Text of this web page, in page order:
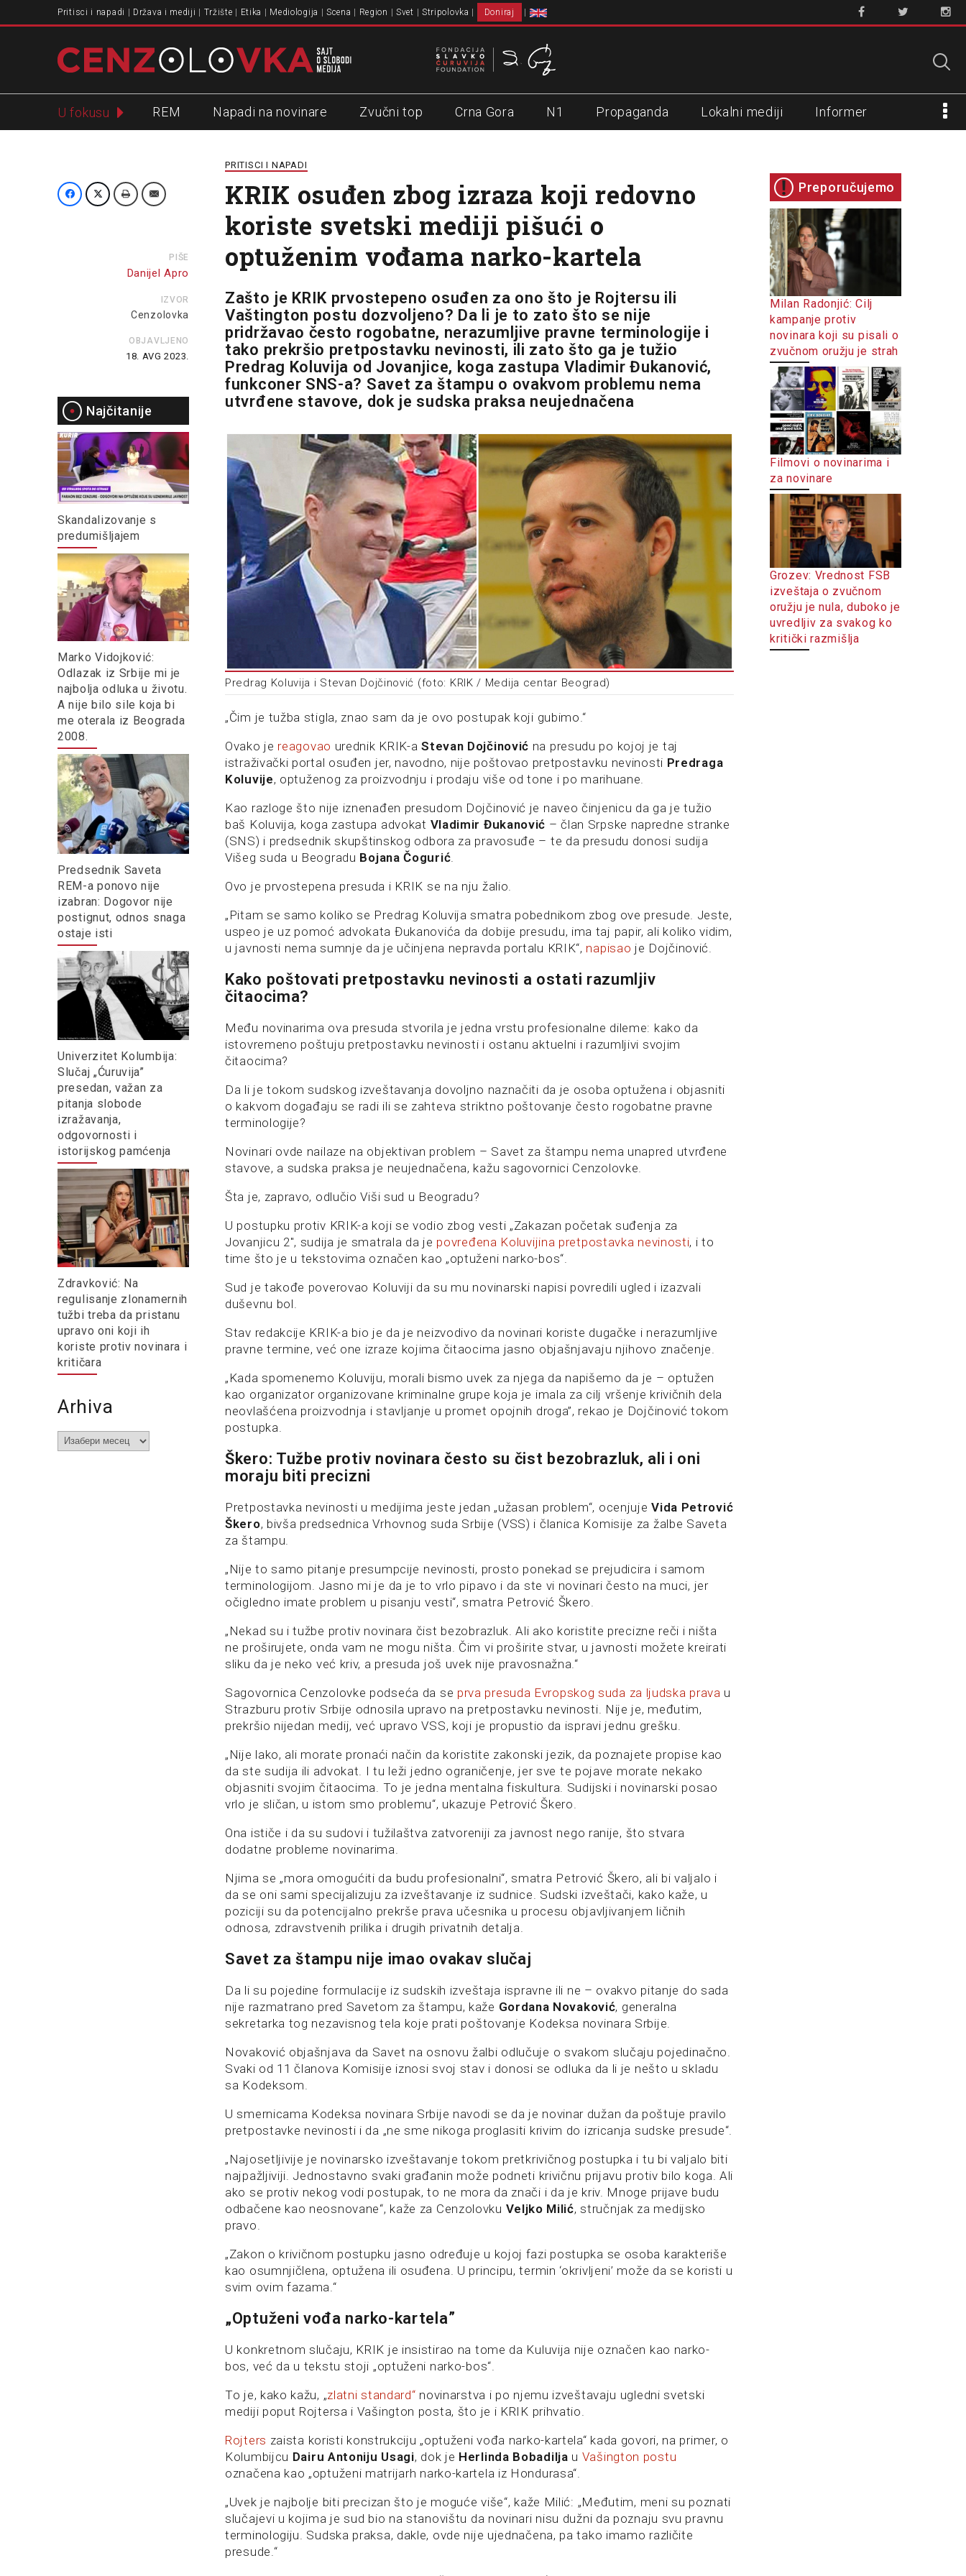
Pritisci i napadi Država i mediji Tržište Etika Mediologija Scena Region Svet Stripolovka Doniraj
U fokusu REM Napadi na novinare Zvučni top Crna Gora N1 Propaganda Lokalni mediji Informer
PIŠE
Danijel Apro
IZVOR
Cenzolovka
OBJAVLJENO
18. AVG 2023.
Najčitanije
Skandalizovanje s
predumišljajem
Marko Vidojković:
Odlazak iz Srbije mi je
najbolja odluka u životu.
A nije bilo sile koja bi
me oterala iz Beograda
2008.
Predsednik Saveta
REM-a ponovo nije
izabran: Dogovor nije
postignut, odnos snaga
ostaje isti
Univerzitet Kolumbija:
Slučaj „Ćuruvija”
presedan, važan za
pitanja slobode
izražavanja,
odgovornosti i
istorijskog pamćenja
Zdravković: Na
regulisanje zlonamernih
tužbi treba da pristanu
upravo oni koji ih
koriste protiv novinara i
kritičara
Arhiva
Arhiva
PRITISCI I NAPADI
KRIK osuđen zbog izraza koji redovno
koriste svetski mediji pišući o
optuženim vođama narko-kartela
Zašto je KRIK prvostepeno osuđen za ono što je Rojtersu ili
Vaštington postu dozvoljeno? Da li je to zato što se nije
pridržavao često rogobatne, nerazumljive pravne terminologije i
tako prekršio pretpostavku nevinosti, ili zato što ga je tužio
Predrag Koluvija od Jovanjice, koga zastupa Vladimir Đukanović,
funkconer SNS-a? Savet za štampu o ovakvom problemu nema
utvrđene stavove, dok je sudska praksa neujednačena
Predrag Koluvija i Stevan Dojčinović (foto: KRIK / Medija centar Beograd)
„Čim je tužba stigla, znao sam da je ovo postupak koji gubimo.“
Ovako je reagovao urednik KRIK-aStevan Dojčinović na presudu po kojoj je taj
istraživački portal osuđen jer, navodno, nije poštovao pretpostavku nevinosti Predraga
Koluvije, optuženog za proizvodnju i prodaju više od tone i po marihuane.
Kao razloge što nije iznenađen presudom Dojčinović je naveo činjenicu da ga je tužio
baš Koluvija, koga zastupa advokat Vladimir Đukanović – član Srpske napredne stranke
(SNS) i predsednik skupštinskog odbora za pravosuđe – te da presudu donosi sudija
Višeg suda u Beogradu Bojana Čogurić.
Ovo je prvostepena presuda i KRIK se na nju žalio.
„Pitam se samo koliko se Predrag Koluvija smatra pobednikom zbog ove presude. Jeste,
uspeo je uz pomoć advokata Đukanovića da dobije presudu, ima taj papir, ali koliko vidim,
u javnosti nema sumnje da je učinjena nepravda portalu KRIK“, napisao je Dojčinović.
Kako poštovati pretpostavku nevinosti a ostati razumljiv
čitaocima?
Među novinarima ova presuda stvorila je jedna vrstu profesionalne dileme: kako da
istovremeno poštuju pretpostavku nevinosti i ostanu aktuelni i razumljivi svojim
čitaocima?
Da li je tokom sudskog izveštavanja dovoljno naznačiti da je osoba optužena i objasniti
o kakvom događaju se radi ili se zahteva striktno poštovanje često rogobatne pravne
terminologije?
Novinari ovde nailaze na objektivan problem – Savet za štampu nema unapred utvrđene
stavove, a sudska praksa je neujednačena, kažu sagovornici Cenzolovke.
Šta je, zapravo, odlučio Viši sud u Beogradu?
U postupku protiv KRIK-a koji se vodio zbog vesti „Zakazan početak suđenja za
Jovanjicu 2″, sudija je smatrala da je povređena Koluvijina pretpostavka nevinosti, i to
time što je u tekstovima označen kao „optuženi narko-bos“.
Sud je takođe poverovao Koluviji da su mu novinarski napisi povredili ugled i izazvali
duševnu bol.
Stav redakcije KRIK-a bio je da je neizvodivo da novinari koriste dugačke i nerazumljive
pravne termine, već one izraze kojima čitaocima jasno objašnjavaju njihovo značenje.
„Kada spomenemo Koluviju, morali bismo uvek za njega da napišemo da je – optužen
kao organizator organizovane kriminalne grupe koja je imala za cilj vršenje krivičnih dela
neovlašćena proizvodnja i stavljanje u promet opojnih droga”, rekao je Dojčinović tokom
postupka.
Škero: Tužbe protiv novinara često su čist bezobrazluk, ali i oni
moraju biti precizni
Pretpostavka nevinosti u medijima jeste jedan „užasan problem“, ocenjujeVida Petrović
Škero, bivša predsednica Vrhovnog suda Srbije (VSS) i članica Komisije za žalbe Saveta
za štampu.
„Nije to samo pitanje presumpcije nevinosti, prosto ponekad se prejudicira i samom
terminologijom. Jasno mi je da je to vrlo pipavo i da ste vi novinari često na muci, jer
očigledno imate problem u pisanju vesti“, smatra Petrović Škero.
„Nekad su i tužbe protiv novinara čist bezobrazluk. Ali ako koristite precizne reči i ništa
ne proširujete, onda vam ne mogu ništa. Čim vi proširite stvar, u javnosti možete kreirati
sliku da je neko već kriv, a presuda još uvek nije pravosnažna.“
Sagovornica Cenzolovke podseća da se prva presuda Evropskog suda za ljudska prava u
Strazburu protiv Srbije odnosila upravo na pretpostavku nevinosti. Nije je, međutim,
prekršio nijedan medij, već upravo VSS, koji je propustio da ispravi jednu grešku.
„Nije lako, ali morate pronaći način da koristite zakonski jezik, da poznajete propise kao
da ste sudija ili advokat. I tu leži jedno ograničenje, jer sve te pojave morate nekako
objasniti svojim čitaocima. To je jedna mentalna fiskultura. Sudijski i novinarski posao
vrlo je sličan, u istom smo problemu“, ukazuje Petrović Škero.
Ona ističe i da su sudovi i tužilaštva zatvoreniji za javnost nego ranije, što stvara
dodatne probleme novinarima.
Njima se „mora omogućiti da budu profesionalni“, smatra Petrović Škero, ali bi valjalo i
da se oni sami specijalizuju za izveštavanje iz sudnice. Sudski izveštači, kako kaže, u
poziciji su da potencijalno prekrše prava učesnika u procesu objavljivanjem ličnih
odnosa, zdravstvenih prilika i drugih privatnih detalja.
Savet za štampu nije imao ovakav slučaj
Da li su pojedine formulacije iz sudskih izveštaja ispravne ili ne – ovakvo pitanje do sada
nije razmatrano pred Savetom za štampu, kaže Gordana Novaković, generalna
sekretarka tog nezavisnog tela koje prati poštovanje Kodeksa novinara Srbije.
Novaković objašnjava da Savet na osnovu žalbi odlučuje o svakom slučaju pojedinačno.
Svaki od 11 članova Komisije iznosi svoj stav i donosi se odluka da li je nešto u skladu
sa Kodeksom.
U smernicama Kodeksa novinara Srbije navodi se da je novinar dužan da poštuje pravilo
pretpostavke nevinosti i da „ne sme nikoga proglasiti krivim do izricanja sudske presude“.
„Najosetljivije je novinarsko izveštavanje tokom pretkrivičnog postupka i tu bi valjalo biti
najpažljiviji. Jednostavno svaki građanin može podneti krivičnu prijavu protiv bilo koga. Ali
ako se protiv nekog vodi postupak, to ne mora da znači i da je kriv. Mnoge prijave budu
odbačene kao neosnovane“, kaže za Cenzolovku Veljko Milić, stručnjak za medijsko
pravo.
„Zakon o krivičnom postupku jasno određuje u kojoj fazi postupka se osoba karakteriše
kao osumnjičlena, optužena ili osuđena. U principu, termin ‘okrivljeni’ može da se koristi u
svim ovim fazama.“
„Optuženi vođa narko-kartela”
U konkretnom slučaju, KRIK je insistirao na tome da Kuluvija nije označen kao narko-
bos, već da u tekstu stoji „optuženi narko-bos“.
To je, kako kažu, „zlatni standard“ novinarstva i po njemu izveštavaju ugledni svetski
mediji poput Rojtersa i Vašington posta, što je i KRIK prihvatio.
Rojters zaista koristi konstrukciju „optuženi vođa narko-kartela“ kada govori, na primer, o
Kolumbijcu Dairu Antoniju Usagi, dok je Herlinda Bobadilja u Vašington postu
označena kao „optuženi matrijarh narko-kartela iz Hondurasa“.
„Uvek je najbolje biti precizan što je moguće više“, kaže Milić: „Međutim, meni su poznati
slučajevi u kojima je sud bio na stanovištu da novinari nisu dužni da poznaju svu pravnu
terminologiju. Sudska praksa, dakle, ovde nije ujednačena, pa tako imamo različite
presude.“
Preporučujemo
Milan Radonjić: Cilj
kampanje protiv
novinara koji su pisali o
zvučnom oružju je strah
Filmovi o novinarima i
za novinare
Grozev: Vrednost FSB
izveštaja o zvučnom
oružju je nula, duboko je
uvredljiv za svakog ko
kritički razmišlja